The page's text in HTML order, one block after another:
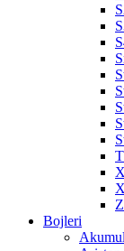
Bojleri